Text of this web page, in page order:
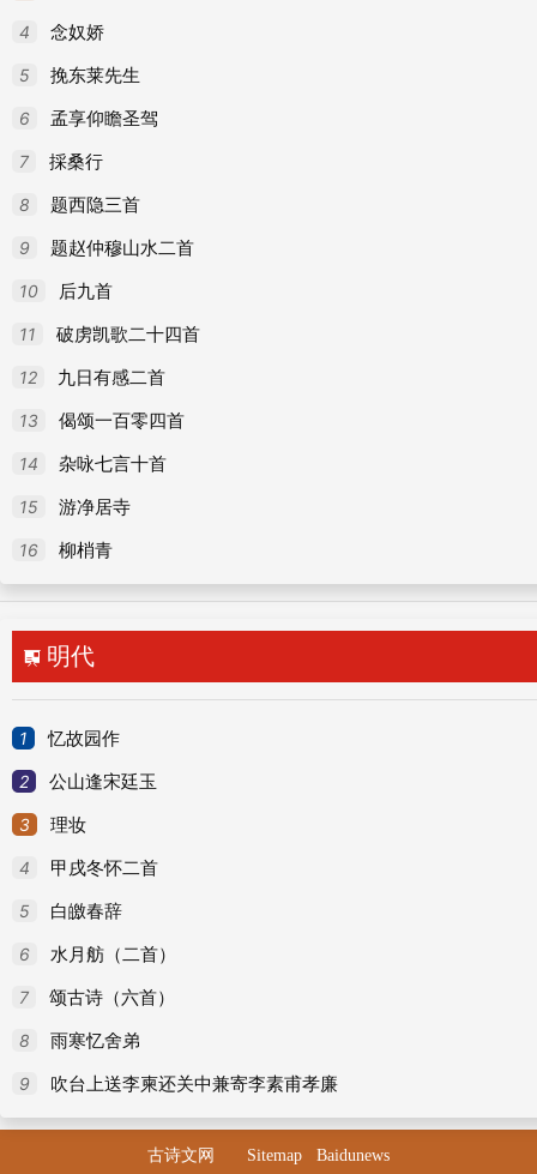
山中诗
听歌一绝诗
移树诗
代人伤往诗 二
昭君辞应诏
北园新斋成应赵王教诗
寒园即目诗
幽居值春诗
卧疾穷愁诗
83 望月诗
85 和赵王看妓诗
87 和回文诗
88 咏梅花
89 经陈思王墓诗
奉和示内人诗
拟咏怀诗 二七
见游春人诗
反命河朔始入武州诗
94 慨然成咏诗
正旦蒙赵王赉酒诗
4 念奴娇
5 挽东莱先生
6 孟享仰瞻圣驾
7 採桑行
8 题西隐三首
9 题赵仲穆山水二首
10 后九首
11 破虏凯歌二十四首
12 九日有感二首
13 偈颂一百零四首
14 杂咏七言十首
15 游净居寺
16 柳梢青
 明代
1 忆故园作
2 公山逢宋廷玉
3 理妆
4 甲戌冬怀二首
5 白皦春辞
6 水月舫（二首）
7 颂古诗（六首）
8 雨寒忆舍弟
9 吹台上送李柬还关中兼寄李素甫孝廉
古诗文网 Sitemap Baidunews